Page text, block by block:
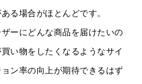
る場合がほとんどです。
ーにどんな商品を届けたいの
い物をしたくなるようなサイ
ン率の向上が期待できるはず